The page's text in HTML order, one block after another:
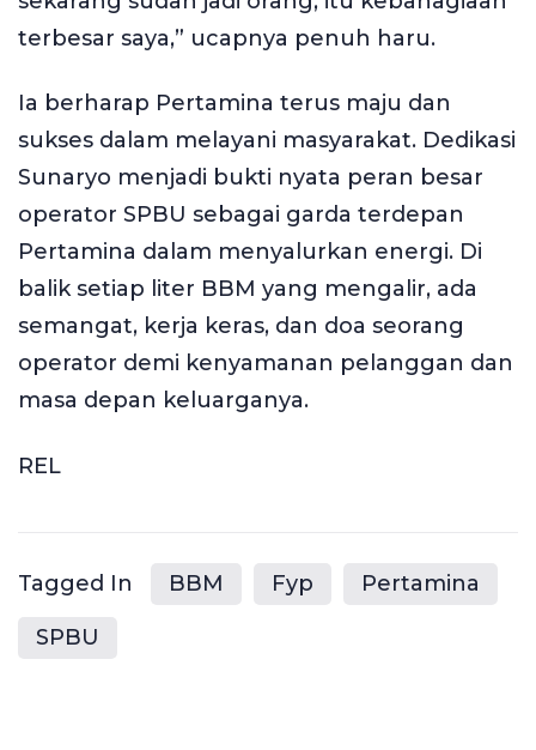
terbesar saya,” ucapnya penuh haru.
Ia berharap Pertamina terus maju dan
sukses dalam melayani masyarakat. Dedikasi
Sunaryo menjadi bukti nyata peran besar
operator SPBU sebagai garda terdepan
Pertamina dalam menyalurkan energi. Di
balik setiap liter BBM yang mengalir, ada
semangat, kerja keras, dan doa seorang
operator demi kenyamanan pelanggan dan
masa depan keluarganya.
REL
Tagged In BBM Fyp Pertamina
SPBU